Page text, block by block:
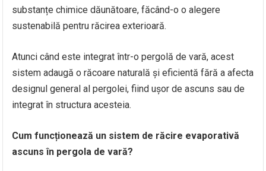
substanțe chimice dăunătoare, făcând-o o alegere
sustenabilă pentru răcirea exterioară.
Atunci când este integrat într-o pergolă de vară, acest
sistem adaugă o răcoare naturală și eficientă fără a afecta
designul general al pergolei, fiind ușor de ascuns sau de
integrat în structura acesteia.
Cum funcționează un sistem de răcire evaporativă
ascuns în pergola de vară?